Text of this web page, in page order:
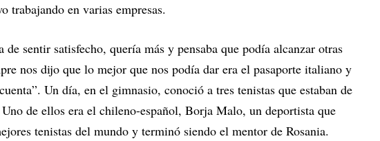
trabajando en varias empresas.
de sentir satisfecho, quería más y pensaba que podía alcanzar otras
nos dijo que lo mejor que nos podía dar era el pasaporte italiano y
Un día, en el gimnasio, conoció a tres tenistas que estaban de
de ellos era el chileno-español, Borja Malo, un deportista que
tenistas del mundo y terminó siendo el mentor de Rosania.